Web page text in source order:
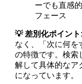
ーでも直感
フェース
💡 差別化ポイント:
なく、「次に何を
の特徴です。検索
解して具体的なア
になっています。